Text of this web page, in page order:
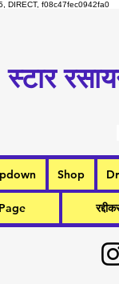
DIRECT, f08c47fec0942fa0
स्टार
Shop